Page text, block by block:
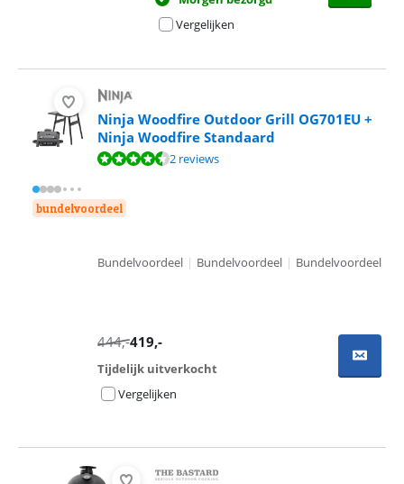
Vergelijken
bundelvoordeel
Ninja Woodfire Outdoor Grill OG701EU +
Ninja Woodfire Standaard
Beoordeling is 9,0 van de 10, gebaseerd op 2 reviews.
2 reviews
Bundelvoordeel | Bundelvoordeel | Bundelvoordeel
444,-419,-
Tijdelijk uitverkocht
Vergelijken